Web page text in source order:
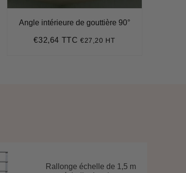
Angle intérieure de gouttière 90°
Prix
€32,64 TTC€32,64
€27,20 HT
Rallonge échelle de 1,5 m